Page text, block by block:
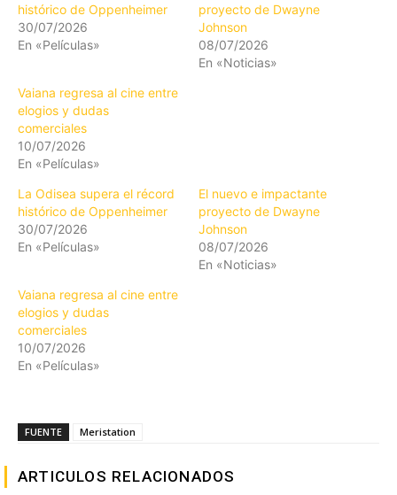
histórico de Oppenheimer
30/07/2026
En «Películas»
proyecto de Dwayne
Johnson
08/07/2026
En «Noticias»
Vaiana regresa al cine entre
elogios y dudas
comerciales
10/07/2026
En «Películas»
La Odisea supera el récord
histórico de Oppenheimer
30/07/2026
En «Películas»
El nuevo e impactante
proyecto de Dwayne
Johnson
08/07/2026
En «Noticias»
Vaiana regresa al cine entre
elogios y dudas
comerciales
10/07/2026
En «Películas»
FUENTE Meristation
ARTICULOS RELACIONADOS